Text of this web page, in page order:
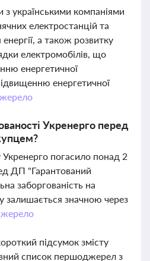
українськими компаніями
електростанцій та
а також розвитку
електромобілів, що
енергетичної
енергетичної
Укренерго перед
погасило понад 2
ДП "Гарантований
заборгованість на
залишається значною через
підсумок змісту
список першоджерел з